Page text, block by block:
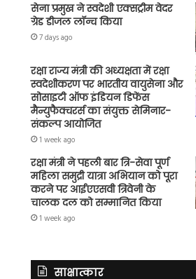
सेना प्रमुख ने स्वदेशी एक्सट्रीम वेदर
ग्रेड डीजल लॉन्च किया
7 days ago
रक्षा राज्य मंत्री की अध्यक्षता में रक्षा
स्वदेशीकरण पर भारतीय वायुसेना और
सोसाइटी ऑफ इंडियन डिफेंस
मैन्युफैक्चरर्स का संयुक्त सेमिनार-
संकल्प आयोजित
1 week ago
रक्षा मंत्री ने पहली बार त्रि-सेवा पूर्ण
महिला समुद्री यात्रा अभियान को पूरा
करने पर आईएएसवी त्रिवेनी के
चालक दल को सम्मानित किया
1 week ago
साक्षात्कार